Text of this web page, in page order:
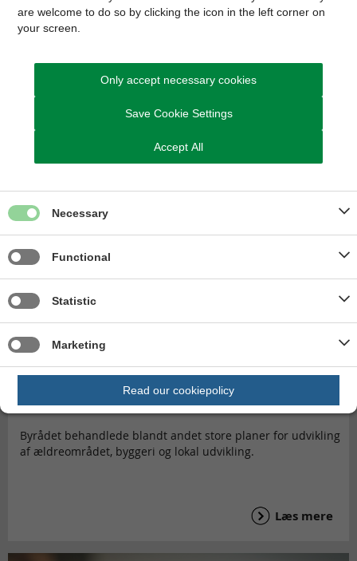
Grønne nyheder og klimainspiration i indbakken
Grøn Genvej er et nyhedsbrev, der samler klimanyheder fra
kommunen og inspirerer til en grønnere hverdag.
Læs mere
10 vigtige sager fra byrådssalen
Byrådet behandlede blandt andet store planer for udvikling
af ældreområdet, byggeri og lokal udvikling.
Læs mere
are welcome to do so by clicking the icon in the left corner on
your screen.
Only accept necessary cookies
Save Cookie Settings
Accept All
Necessary
Functional
Statistic
Marketing
Read our cookiepolicy